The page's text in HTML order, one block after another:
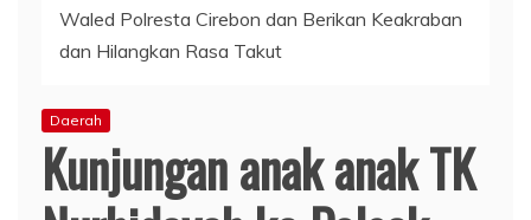
Waled Polresta Cirebon dan Berikan Keakraban
dan Hilangkan Rasa Takut
Daerah
Kunjungan anak anak TK